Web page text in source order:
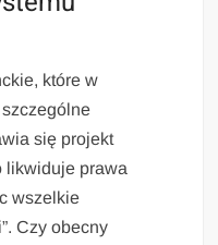
które w
szczególne
się projekt
likwiduje prawa
wszelkie
Czy obecny